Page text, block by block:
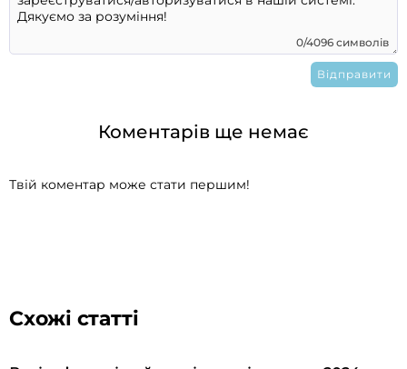
0/4096 символів
Коментарів ще немає
Твій коментар може стати першим!
Схожі статті